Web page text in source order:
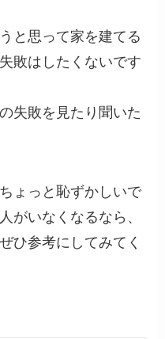
と思って家を建てる
敗はしたくないです
失敗を見たり聞いた
ょっと恥ずかしいで
がいなくなるなら、
ひ参考にしてみてく